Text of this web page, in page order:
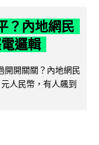
？內地網民
邏輯
開開關關？內地網民
人民幣，有人飆到